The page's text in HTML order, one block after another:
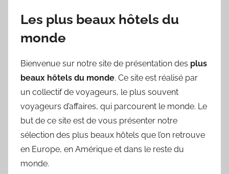
Les plus beaux hôtels du
monde
Bienvenue sur notre site de présentation des plus
beaux hôtels du monde. Ce site est réalisé par
un collectif de voyageurs, le plus souvent
voyageurs d’affaires, qui parcourent le monde. Le
but de ce site est de vous présenter notre
sélection des plus beaux hôtels que l’on retrouve
en Europe, en Amérique et dans le reste du
monde.